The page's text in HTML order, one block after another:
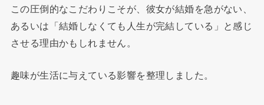
この圧倒的なこだわりこそが、彼女が結婚を急がない、
あるいは「結婚しなくても人生が完結している」と感じ
させる理由かもしれません。
趣味が生活に与えている影響を整理しました。